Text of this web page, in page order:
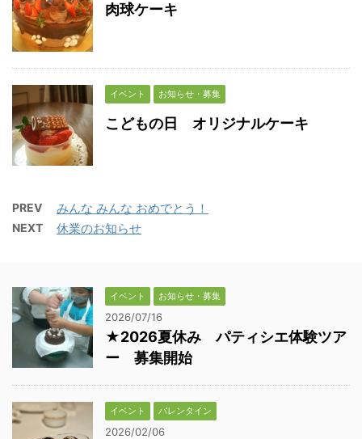
肉球ケーキ
イベント お知らせ・募集
こどもの日 オリジナルケーキ
PREV みんな みんな おめでとう！
NEXT 休業のお知らせ
イベント お知らせ・募集
2026/07/16
★2026夏休み パティシエ体験ツア
ー 募集開始
イベント バレンタイン
2026/02/06